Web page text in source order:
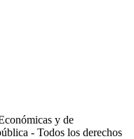
y de
- Todos los derechos